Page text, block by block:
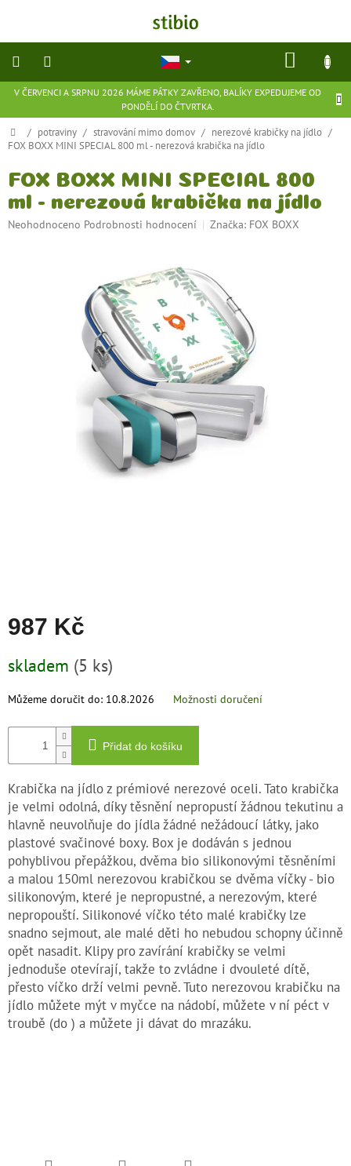
V ČERVENCI A SRPNU 2026 MÁME PÁTKY ZAVŘENO, BALÍKY EXPEDUJEME OD
PONDĚLÍ DO ČTVRTKA.
přírodní
doplňky
potraviny
Domů
/ potraviny / stravování mimo domov / nerezové krabičky na jídlo /
FOX BOXX MINI SPECIAL 800 ml - nerezová krabička na jídlo
FOX BOXX MINI SPECIAL 800
ml - nerezová krabička na jídlo
Průměrné
Neohodnoceno Podrobnosti hodnocení Značka: FOX BOXX
987 Kč
cena:
skladem (5 ks)
Můžeme doručit do: 10.8.2026 Možnosti doručení
Přidat do košíku
Krabička na jídlo z prémiové nerezové oceli. Tato krabička
je velmi odolná, díky těsnění nepropustí žádnou tekutinu a
hlavně neuvolňuje do jídla žádné nežádoucí látky, jako
plastové svačinové boxy. Box je dodáván s jednou
pohyblivou přepážkou, dvěma bio silikonovými těsněními
a malou 150ml nerezovou krabičkou se dvěma víčky - bio
silikonovým, které je nepropustné, a nerezovým, které
nepropouští. Silikonové víčko této malé krabičky lze
snadno sejmout, ale malé děti ho nebudou schopny účinně
opět nasadit. Klipy pro zavírání krabičky se velmi
jednoduše otevírají, takže to zvládne i dvouleté dítě,
přesto víčko drží velmi pevně. Tuto nerezovou krabičku na
jídlo můžete mýt v myčce na nádobí, můžete v ní péct v
troubě (do ) a můžete ji dávat do mrazáku.